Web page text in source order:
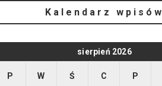
Kalendarz wpisów
sierpień 2026
P W Ś C P